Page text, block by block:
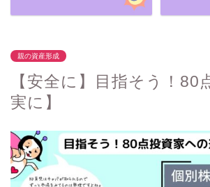
親の資産形成
【安全に】目指そう！80
実に】